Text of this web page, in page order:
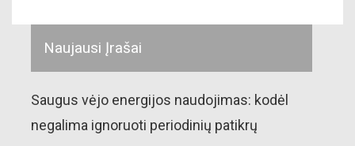
Naujausi Įrašai
Saugus vėjo energijos naudojimas: kodėl
negalima ignoruoti periodinių patikrų